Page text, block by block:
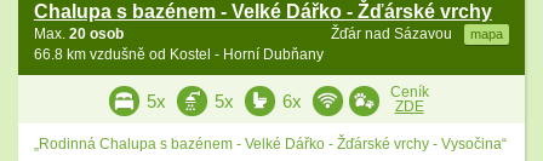
Chalupa s bazénem - Velké Dářko - Žďárské vrchy
Žďár nad Sázavou mapa
Max. 20 osob
66.8 km vzdušně od Kostel - Horní Dubňany
5x 5x 6x
Ceník
ZDE
„Rodinná Chalupa s bazénem - Velké Dářko - Žďárské vrchy - Vysočina“